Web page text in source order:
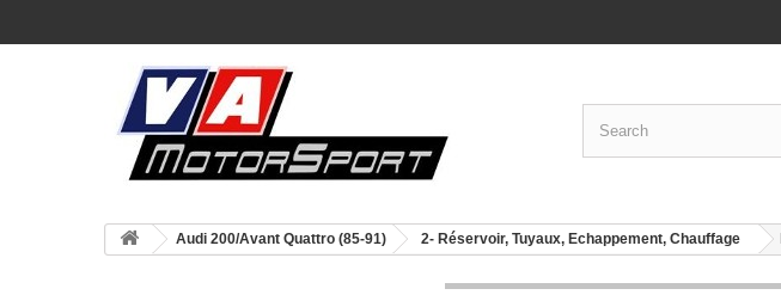
Audi 200/Avant Quattro (85-91) 2- Réservoir, Tuyaux, Echappement, Chauffage